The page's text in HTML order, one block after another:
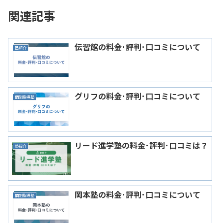
関連記事
塾紹介 伝習館の料金･評判･口コミについて
個別指導塾 グリフの料金･評判･口コミについて
塾紹介 リード進学塾の料金･評判･口コミは？
個別指導塾 岡本塾の料金･評判･口コミについて